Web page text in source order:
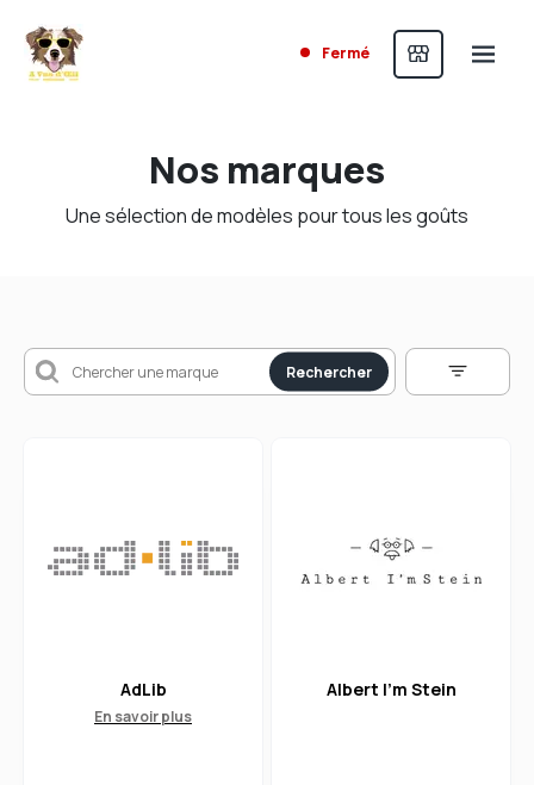
Fermé
Nos marques
Une sélection de modèles pour tous les goûts
Rechercher
AdLib
En savoir plus
Albert I'm Stein